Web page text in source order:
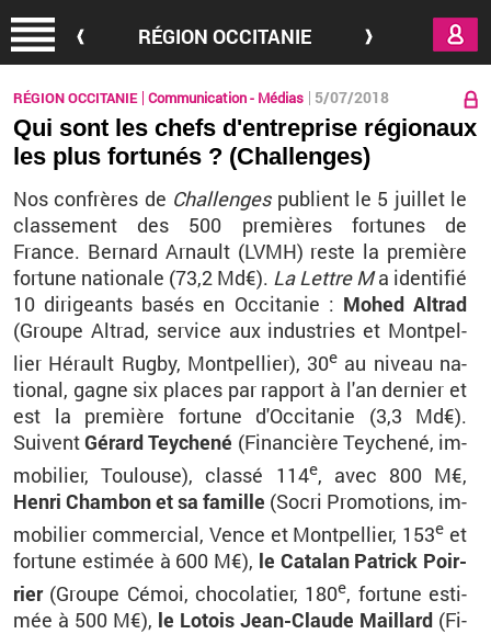
RÉGION OCCITANIE
RÉGION OCCITANIE Communication - Médias 5/07/2018
Qui sont les chefs d'entreprise régionaux
les plus fortunés ? (Challenges)
Nos confrères de Chal­lengespu­blient le 5 juillet le
clas­se­ment des 500 pre­mières for­tunes de
France. Ber­nard Ar­nault (LVMH) reste la pre­mière
for­tune na­tio­nale (73,2 Md€). La Lettre Ma iden­ti­fié
10 di­ri­geants basés en Oc­ci­ta­nie : Mohed Al­trad
(Groupe Al­trad, ser­vice aux in­dus­tries et Mont­pel­
lier Hé­rault Rugby, Mont­pel­lier), 30e au ni­veau na­
tio­nal, gagne six places par rap­port à l'an der­nier et
est la pre­mière for­tune d'Oc­ci­ta­nie (3,3 Md€).
SuiventGé­rard Tey­chené (Fi­nan­cière Tey­chené, im­
mo­bi­lier, Tou­louse), classé 114e, avec 800 M€,
Henri Cham­bon et sa fa­mille (Socri Pro­mo­tions, im­
mo­bi­lier com­mer­cial, Vence et Mont­pel­lier, 153e et
for­tune es­ti­mée à 600 M€), le Ca­ta­lan Pa­trick Poir­
rier(Groupe Cémoi, cho­co­la­tier, 180e, for­tune es­ti­
mée à 500 M€), le Lo­tois Jean-Claude Maillard (Fi­